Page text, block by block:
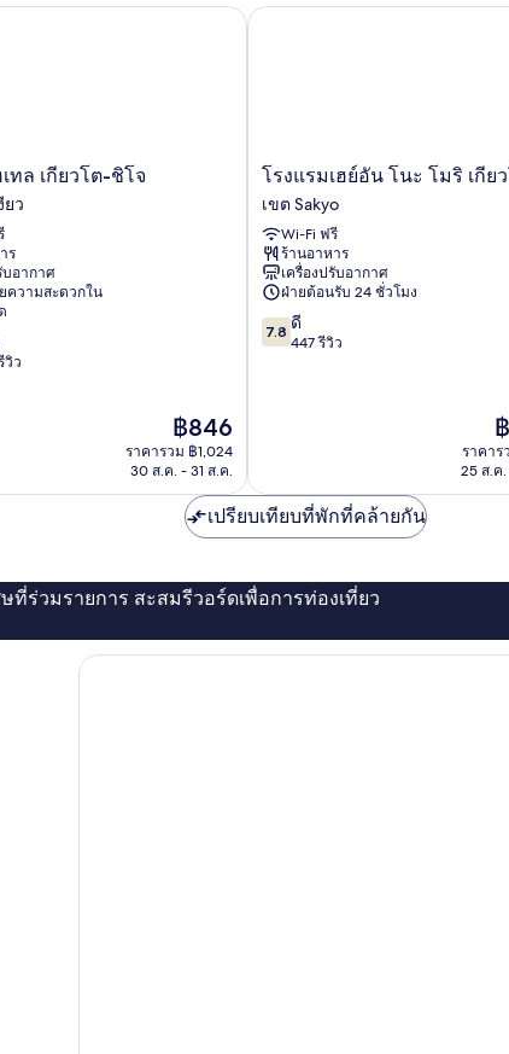
Western
ทล เกียวโต-ชิโจ
ยว
ร
บอากาศ
ความสะดวกใน
วิว
ราคา
ปัจจุบัน
คือ
฿846
ราคารวม ฿1,024
30 ส.ค. - 31 ส.ค.
เกียวโต-ชิโจ
โรง
เฮย์
อัน
โนะ
โมริ
เกีย
วโต
เขต
โรงแรมเฮย์อัน โนะ โมริ เกีย
เขต Sakyo
Wi-Fi ฟรี
ร้านอาหาร
เครื่องปรับอากาศ
ฝ่ายต้อนรับ 24 ชั่วโมง
7.8
จาก
7.8 ดี
447 รีวิว
ร
ปั
คื
ราคาร
25 ส.ค
โรงแรมเฮย์อัน โนะ โมริ เกียวโต
เปรียบเทียบที่พักที่คล้ายกัน
ที่ร่วมรายการ สะสมรีวอร์ดเพื่อการท่องเที่ยว